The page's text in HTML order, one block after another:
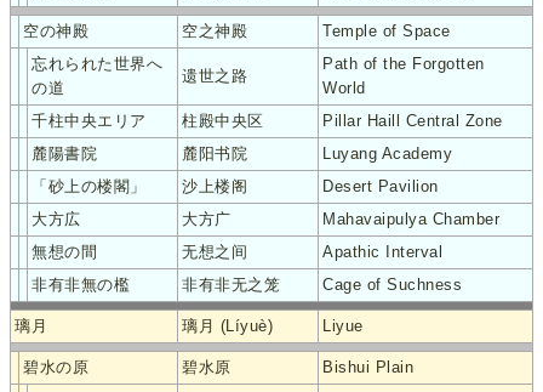
空の神殿 空之神殿
Temple of Space
忘れられた世界へ
の道
遗世之路
Path of the Forgotten
World
千柱中央エリア
柱殿中央区
Pillar Haill Central Zone
麓陽書院
麓阳书院
Luyang Academy
「砂上の楼閣」
沙上楼阁
Desert Pavilion
大方広
大方广
Mahavaipulya Chamber
無想の間
无想之间
Apathic Interval
非有非無の檻
非有非无之笼 Cage of Suchness
璃月 璃月 (Líyuè) Liyue
碧水の原 碧水原
Bishui Plain